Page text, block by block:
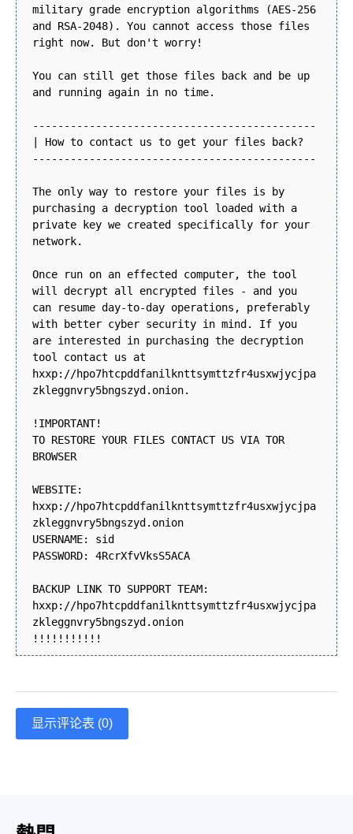
military grade encryption algorithms (AES-256
and RSA-2048). You cannot access those files
right now. But don't worry!
You can still get those files back and be up
and running again in no time.
---------------------------------------------
| How to contact us to get your files back?
---------------------------------------------
The only way to restore your files is by
purchasing a decryption tool loaded with a
private key we created specifically for your
network.
Once run on an effected computer, the tool
will decrypt all encrypted files - and you
can resume day-to-day operations, preferably
with better cyber security in mind. If you
are interested in purchasing the decryption
tool contact us at
hxxp://hpo7htcpddfanilknttsymttzfr4usxwjycjpa
zkleggnvry5bngszyd.onion.
!IMPORTANT!
TO RESTORE YOUR FILES CONTACT US VIA TOR
BROWSER
WEBSITE:
hxxp://hpo7htcpddfanilknttsymttzfr4usxwjycjpa
zkleggnvry5bngszyd.onion
USERNAME: sid
PASSWORD: 4RcrXfvVksS5ACA
BACKUP LINK TO SUPPORT TEAM:
hxxp://hpo7htcpddfanilknttsymttzfr4usxwjycjpa
zkleggnvry5bngszyd.onion
!!!!!!!!!!!
显示评论表 (0)